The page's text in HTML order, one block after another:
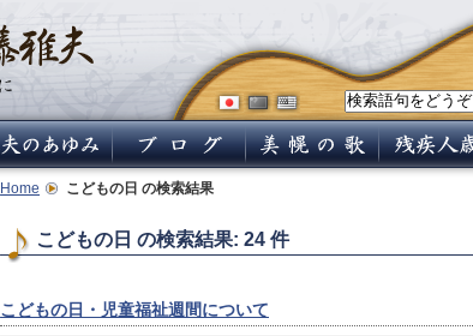
Home こどもの日 の検索結果
こどもの日 の検索結果: 24 件
こどもの日・児童福祉週間について